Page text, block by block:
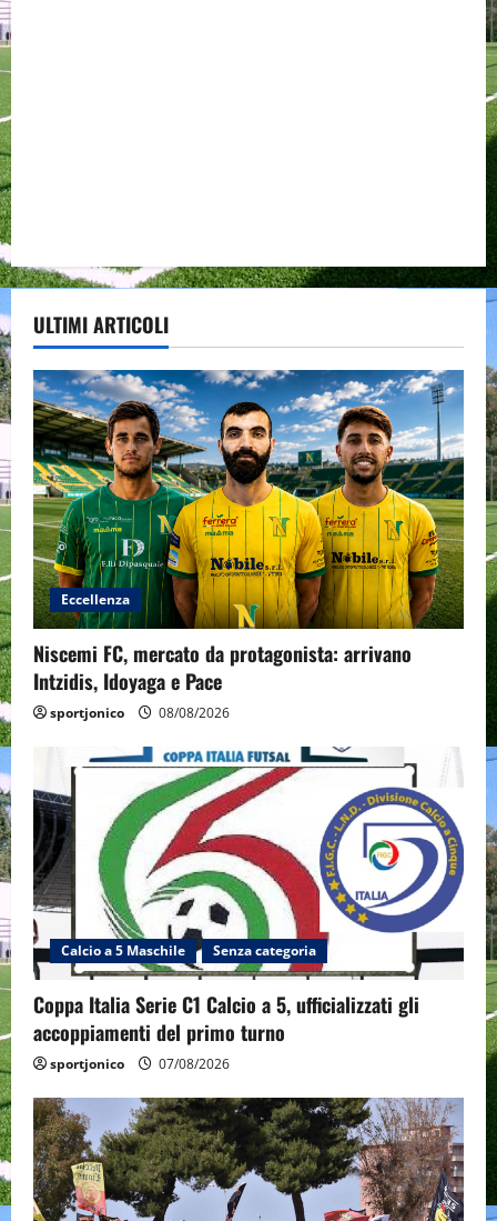
ULTIMI ARTICOLI
Eccellenza
Niscemi FC, mercato da protagonista: arrivano
Intzidis, Idoyaga e Pace
sportjonico 08/08/2026
Calcio a 5 Maschile Senza categoria
Coppa Italia Serie C1 Calcio a 5, ufficializzati gli
accoppiamenti del primo turno
sportjonico 07/08/2026